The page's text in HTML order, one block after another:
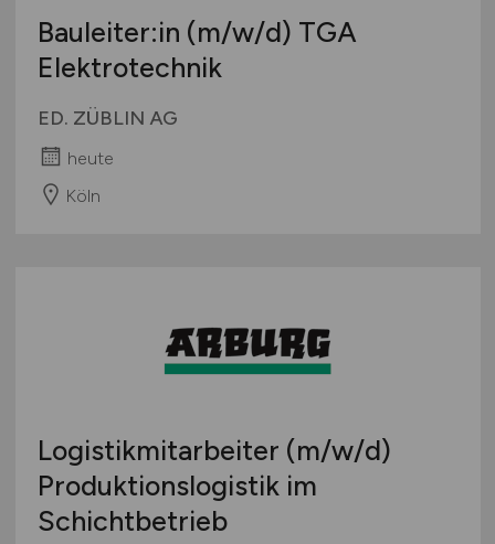
Bauleiter:in (m/w/d) TGA
Elektrotechnik
ED. ZÜBLIN AG
heute
Köln
Logistikmitarbeiter (m/w/d)
Produktionslogistik im
Schichtbetrieb